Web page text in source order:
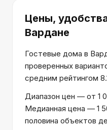
Цены,
Вардане
Гостевые дома в
проверенных
средним рейтингом
Диапазон цен — от 1
Медианная цена — 1
половина объектов